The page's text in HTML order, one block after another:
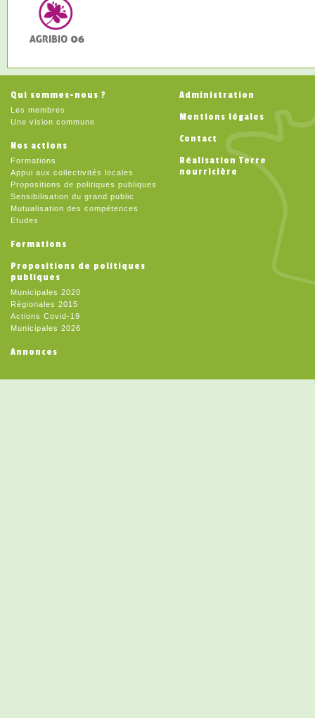
Qui sommes-nous ?
Les membres
Une vision commune
Nos actions
Formations
Appui aux collectivités locales
Propositions de politiques publiques
Sensibilisation du grand public
Mutualisation des compétences
Etudes
Formations
Propositions de politiques
publiques
Municipales 2020
Régionales 2015
Actions Covid-19
Municipales 2026
Annonces
Administration
Mentions légales
Contact
Réalisation Terre
nourricière